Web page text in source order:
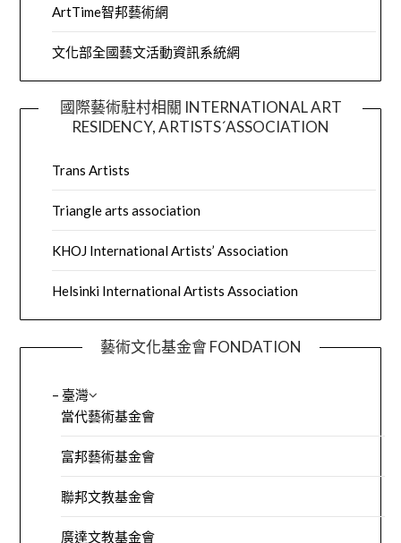
ArtTime智邦藝術網
文化部全國藝文活動資訊系統網
國際藝術駐村相關 INTERNATIONAL ART
RESIDENCY, ARTISTS´ASSOCIATION
Trans Artists
Triangle arts association
KHOJ International Artists’ Association
Helsinki International Artists Association
藝術文化基金會 FONDATION
– 臺灣
當代藝術基金會
富邦藝術基金會
聯邦文教基金會
廣達文教基金會